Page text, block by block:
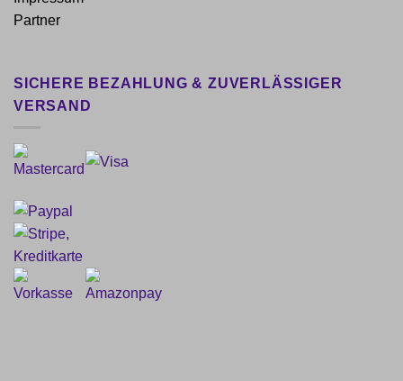
Partner
SICHERE BEZAHLUNG & ZUVERLÄSSIGER
VERSAND